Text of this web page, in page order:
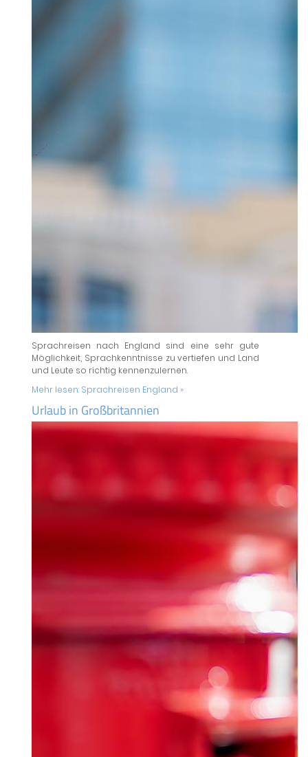
Sprachreisen nach England sind eine sehr gute
Möglichkeit, Sprachkenntnisse zu vertiefen und Land
und Leute so richtig kennenzulernen.
Mehr lesen: Sprachreisen England »
Urlaub in Großbritannien